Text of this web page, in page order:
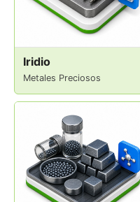
Iridio
Metales Preciosos